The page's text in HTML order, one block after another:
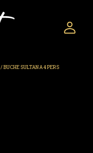
/ BUCHE SULTANA 4 PERS